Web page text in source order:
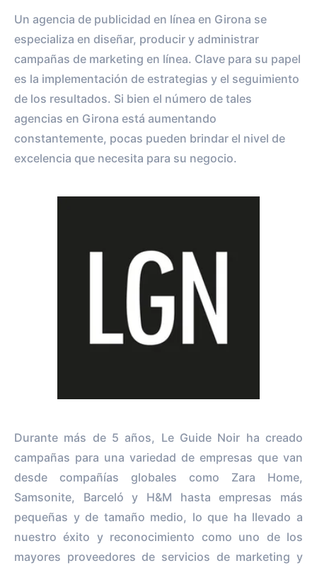
Un agencia de publicidad en línea en Girona se
especializa en diseñar, producir y administrar
campañas de marketing en línea. Clave para su papel
es la implementación de estrategias y el seguimiento
de los resultados. Si bien el número de tales
agencias en Girona está aumentando
constantemente, pocas pueden brindar el nivel de
excelencia que necesita para su negocio.
Durante más de 5 años, Le Guide Noir ha creado
campañas para una variedad de empresas que van
desde compañías globales como Zara Home,
Samsonite, Barceló y H&M hasta empresas más
pequeñas y de tamaño medio, lo que ha llevado a
nuestro éxito y reconocimiento como uno de los
mayores proveedores de servicios de marketing y